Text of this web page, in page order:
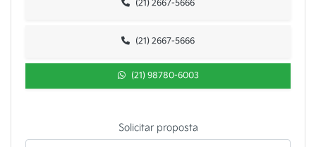
(21) 2667-5666
(21) 2667-5666
(21) 98780-6003
Solicitar proposta